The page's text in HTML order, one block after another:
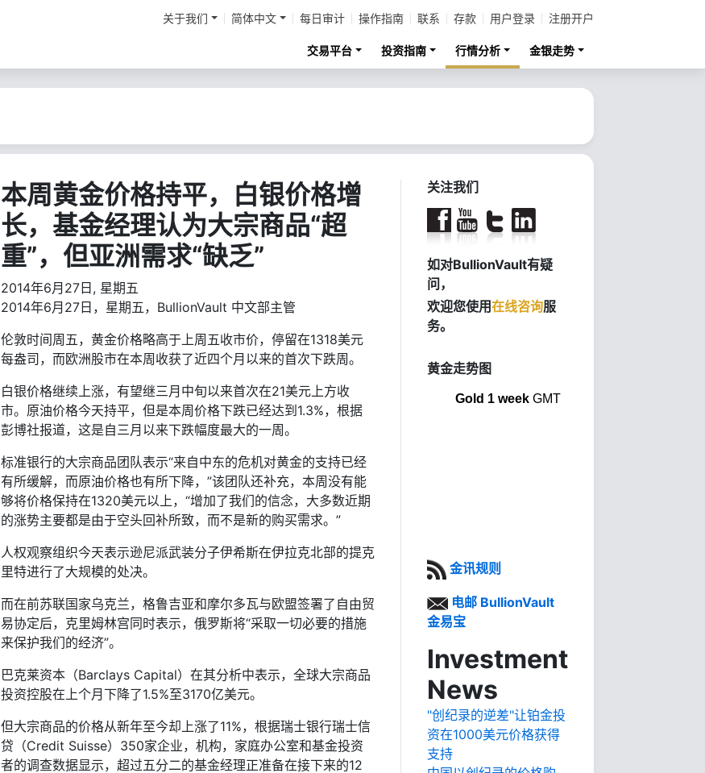
关于我们 简体中文 每日审计 操作指南 联系 存款 用户登录 注册开户
交易平台 投资指南 行情分析 金银走势
本周黄金价格持平，白银价格增
长，基金经理认为大宗商品“超
重”，但亚洲需求“缺乏”
2014年6月27日, 星期五
2014年6月27日，星期五，BullionVault 中文部主管
伦敦时间周五，黄金价格略高于上周五收市价，停留在1318美元
每盎司，而欧洲股市在本周收获了近四个月以来的首次下跌周。
白银价格继续上涨，有望继三月中旬以来首次在21美元上方收
市。原油价格今天持平，但是本周价格下跌已经达到1.3%，根据
彭博社报道，这是自三月以来下跌幅度最大的一周。
标准银行的大宗商品团队表示“来自中东的危机对黄金的支持已经
有所缓解，而原油价格也有所下降，”该团队还补充，本周没有能
够将价格保持在1320美元以上，“增加了我们的信念，大多数近期
的涨势主要都是由于空头回补所致，而不是新的购买需求。”
人权观察组织今天表示逊尼派武装分子伊希斯在伊拉克北部的提克
里特进行了大规模的处决。
而在前苏联国家乌克兰，格鲁吉亚和摩尔多瓦与欧盟签署了自由贸
易协定后，克里姆林宫同时表示，俄罗斯将“采取一切必要的措施
来保护我们的经济”。
巴克莱资本（Barclays Capital）在其分析中表示，全球大宗商品
投资控股在上个月下降了1.5%至3170亿美元。
但大宗商品的价格从新年至今却上涨了11%，根据瑞士银行瑞士信
贷（Credit Suisse）350家企业，机构，家庭办公室和基金投资
者的调查数据显示，超过五分二的基金经理正准备在接下来的12
关注我们
如对BullionVault有疑
问，
欢迎您使用在线咨询服
务。
黄金走势图
Gold 1 weekGMT
金讯规则
电邮 BullionVault
金易宝
Investment
News
"创纪录的逆差"让铂金投
资在1000美元价格获得
支持